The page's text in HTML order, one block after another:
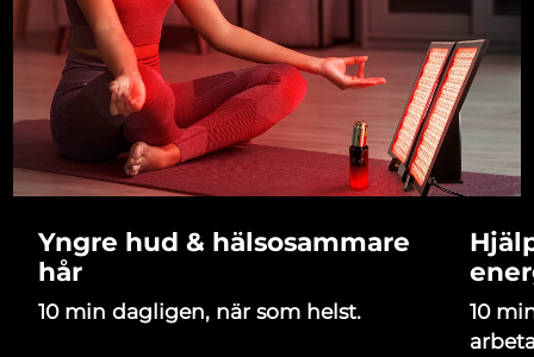
Yngre hud & hälsosammare
hår
10 min dagligen, när som helst.
10